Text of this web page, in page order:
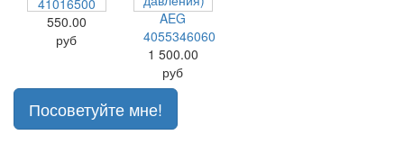
41016500
550.00
руб
AEG
4055346060
1 500.00
руб
Посоветуйте мне!